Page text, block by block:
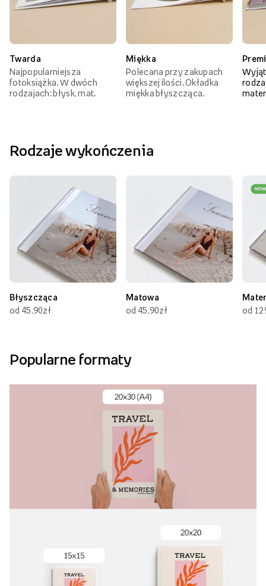
Twarda
Najpopularniejsza
fotoksiążka. W dwóch
rodzajach: błysk, mat.
Miękka
Polecana przy zakupach
większej ilości. Okładka
miękka błyszcząca.
Rodzaje wykończenia
Błyszcząca
od 45,90zł
Matowa
od 45,90zł
od
Popularne formaty